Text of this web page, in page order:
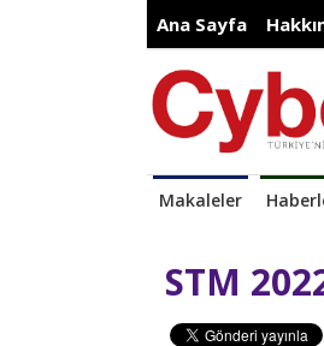
Ana Sayfa
Makaleler
STM